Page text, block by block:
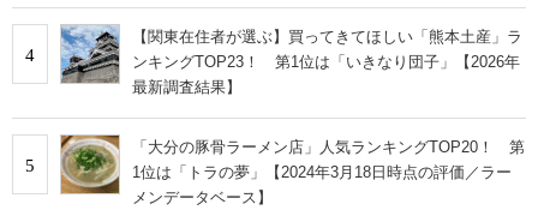
4
【関東在住者が選ぶ】買ってきてほしい「熊本土産」ラ
ンキングTOP23！ 第1位は「いきなり団子」【2026年
最新調査結果】
5
「大分の豚骨ラーメン店」人気ランキングTOP20！ 第
1位は「トラの夢」【2024年3月18日時点の評価／ラー
メンデータベース】